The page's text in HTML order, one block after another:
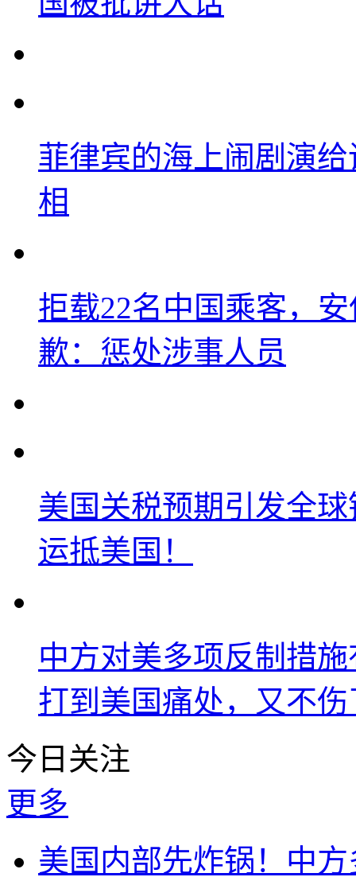
菲律宾的海上闹剧演
相
拒载22名中国乘客，
歉：惩处涉事人员
美国关税预期引发全
运抵美国！
中方对美多项反制措
打到美国痛处，又不
今日关注
更多
美国内部先炸锅！中